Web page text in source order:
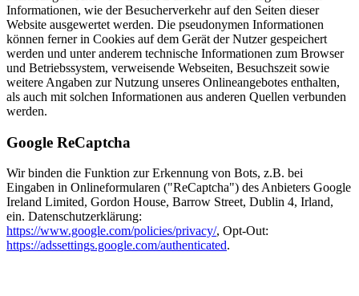
Informationen, wie der Besucherverkehr auf den Seiten dieser
Website ausgewertet werden. Die pseudonymen Informationen
können ferner in Cookies auf dem Gerät der Nutzer gespeichert
werden und unter anderem technische Informationen zum Browser
und Betriebssystem, verweisende Webseiten, Besuchszeit sowie
weitere Angaben zur Nutzung unseres Onlineangebotes enthalten,
als auch mit solchen Informationen aus anderen Quellen verbunden
werden.
Google ReCaptcha
Wir binden die Funktion zur Erkennung von Bots, z.B. bei
Eingaben in Onlineformularen ("ReCaptcha") des Anbieters Google
Ireland Limited, Gordon House, Barrow Street, Dublin 4, Irland,
ein. Datenschutzerklärung:
https://www.google.com/policies/privacy/, Opt-Out:
https://adssettings.google.com/authenticated.